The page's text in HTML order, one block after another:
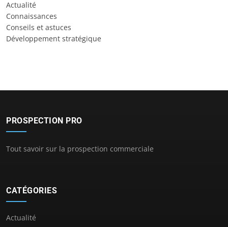
Actualité
Connaissances
Conseils et astuces
Développement stratégique
PROSPECTION PRO
Tout savoir sur la prospection commerciale
CATÉGORIES
Actualité